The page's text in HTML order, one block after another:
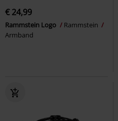
€ 24,99
Rammstein Logo
Rammstein
Armband